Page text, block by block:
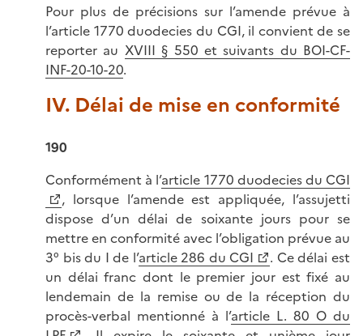
Pour plus de précisions sur l’amende prévue à
l’article 1770 duodecies du CGI, il convient de se
reporter au XVIII § 550 et suivants du BOI-CF-
INF-20-10-20.
IV. Délai de mise en conformité
190
Conformément à l’article 1770 duodecies du CGI
, lorsque l’amende est appliquée, l’assujetti
dispose d’un délai de soixante jours pour se
mettre en conformité avec l’obligation prévue au
3° bis du I de l’article 286 du CGI
. Ce délai est
un délai franc dont le premier jour est fixé au
lendemain de la remise ou de la réception du
procès-verbal mentionné à l’article L. 80 O du